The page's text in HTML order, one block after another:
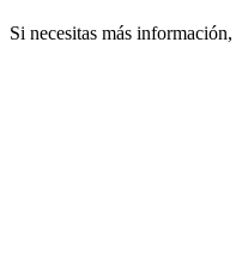
Si necesitas más información,